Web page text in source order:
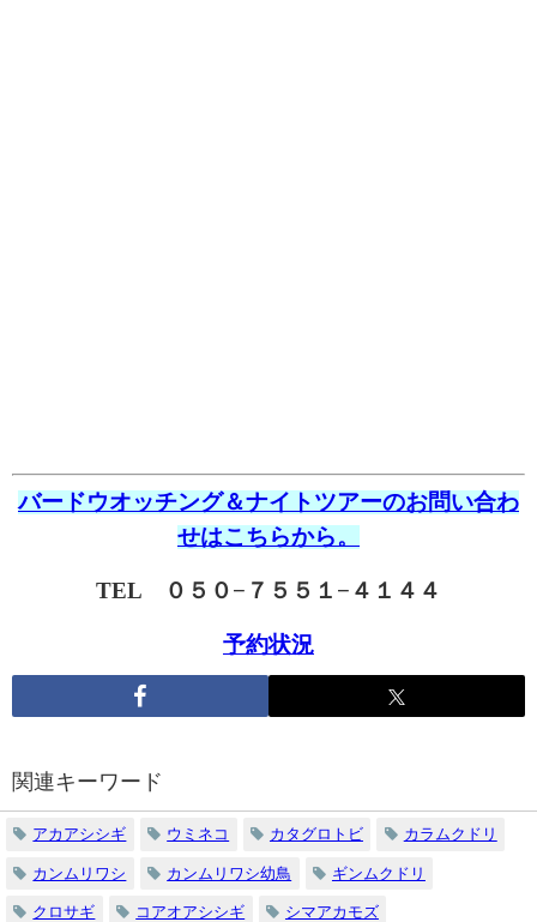
バードウオッチング＆ナイトツアーのお問い合わ
せはこちらから。
TEL ０５０−７５５１−４１４４
予約状況
関連キーワード
アカアシシギ ウミネコ カタグロトビ カラムクドリ
カンムリワシ カンムリワシ幼鳥 ギンムクドリ
クロサギ コアオアシシギ シマアカモズ